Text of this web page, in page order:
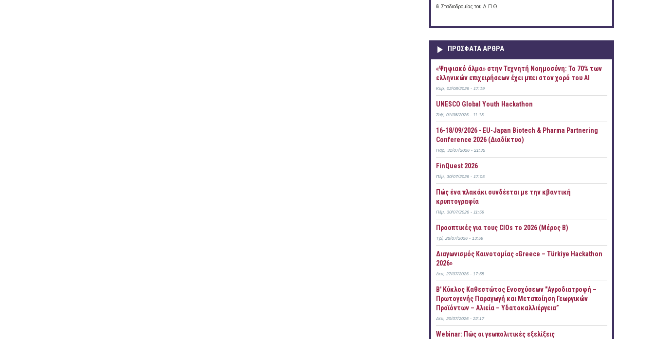
& Σταδιοδρομίας του Δ.Π.Θ.
ΠΡOΣΦΑΤΑ AΡΘΡΑ
«Ψηφιακό άλμα» στην Τεχνητή Νοημοσύνη: Το 70% των
ελληνικών επιχειρήσεων έχει μπει στον χορό του AI
Κυρ, 02/08/2026 - 17:19
UNESCO Global Youth Hackathon
Σάβ, 01/08/2026 - 11:13
16-18/09/2026 - EU-Japan Biotech & Pharma Partnering
Conference 2026 (Διαδίκτυο)
Παρ, 31/07/2026 - 21:35
FinQuest 2026
Πέμ, 30/07/2026 - 17:05
Πώς ένα πλακάκι συνδέεται με την κβαντική
κρυπτογραφία
Πέμ, 30/07/2026 - 11:59
Προοπτικές για τους CIOs το 2026 (Μέρος Β)
Τρί, 28/07/2026 - 13:59
Διαγωνισμός Καινοτομίας «Greece – Türkiye Hackathon
2026»
Δευ, 27/07/2026 - 17:55
B' Κύκλος Καθεστώτος Ενοσχύσεων "Αγροδιατροφή –
Πρωτογενής Παραγωγή και Μεταποίηση Γεωργικών
Προϊόντων – Αλιεία – Υδατοκαλλιέργεια”
Δευ, 20/07/2026 - 22:17
Webinar: Πώς οι γεωπολιτικές εξελίξεις